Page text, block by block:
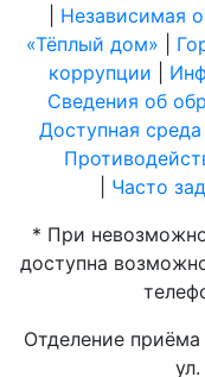
Независимая
«Тёплый дом»
коррупции
Сведения об
Доступная среда
Часто
* При
доступна
Отделение